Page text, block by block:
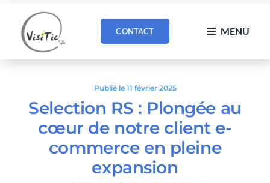
contenu
MENU
CONTACT
Publié le 11 février 2025
Selection RS : Plongée au
cœur de notre client e-
commerce en pleine
expansion